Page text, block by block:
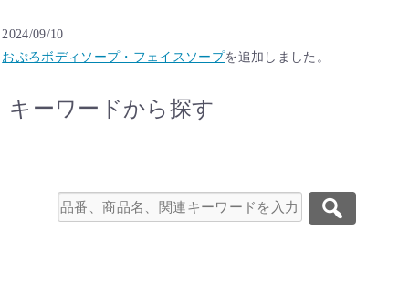
2024/09/10
おぷろボディソープ・フェイスソープを追加しました。
キーワードから探す